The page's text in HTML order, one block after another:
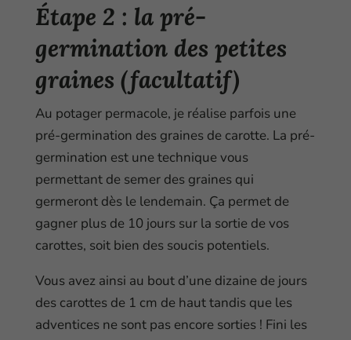
Étape 2 : la pré-
germination des petites
graines (facultatif)
Au potager permacole, je réalise parfois une
pré-germination des graines de carotte. La pré-
germination est une technique vous
permettant de semer des graines qui
germeront dès le lendemain. Ça permet de
gagner plus de 10 jours sur la sortie de vos
carottes, soit bien des soucis potentiels.
Vous avez ainsi au bout d’une dizaine de jours
des carottes de 1 cm de haut tandis que les
adventices ne sont pas encore sorties ! Fini les